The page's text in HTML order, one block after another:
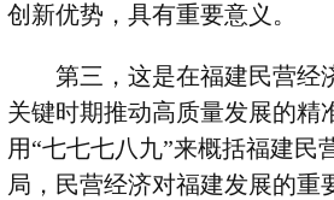
创新优势，具有重要意义。
第三，这是在福建民营经
关键时期推动高质量发展的精
用“七七七八九”来概括福建民
局，民营经济对福建发展的重